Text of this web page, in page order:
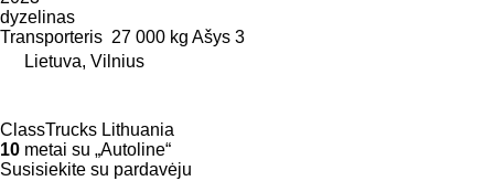
dyzelinas
Transporteris 27 000 kg Ašys 3
Lietuva, Vilnius
ClassTrucks Lithuania
10 metai su „Autoline“
Susisiekite su pardavėju